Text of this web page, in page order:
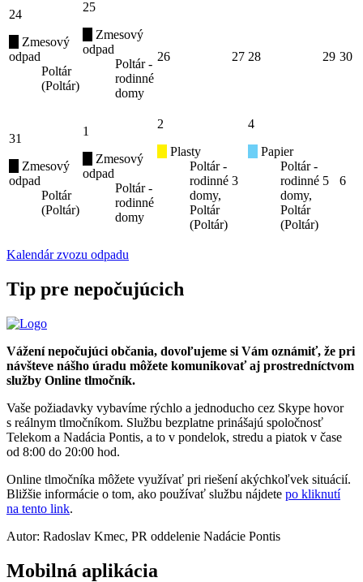
24
Zmesový
odpad
Poltár
(Poltár)
25
Zmesový
odpad
Poltár -
rodinné
domy
26 27 28 29 30
31
Zmesový
odpad
Poltár
(Poltár)
1
Zmesový
odpad
Poltár -
rodinné
domy
2
Plasty
Poltár -
rodinné
domy,
Poltár
(Poltár)
3
4
Papier
Poltár -
rodinné
domy,
Poltár
(Poltár)
5 6
Kalendár zvozu odpadu
Tip pre nepočujúcich
Vážení nepočujúci občania, dovoľujeme si Vám oznámiť, že pri
návšteve nášho úradu môžete komunikovať aj prostredníctvom
služby Online tlmočník.
Vaše požiadavky vybavíme rýchlo a jednoducho cez Skype hovor
s reálnym tlmočníkom. Službu bezplatne prinášajú spoločnosť
Telekom a Nadácia Pontis, a to v pondelok, stredu a piatok v čase
od 8:00 do 20:00 hod.
Online tlmočníka môžete využívať pri riešení akýchkoľvek situácií.
Bližšie informácie o tom, ako používať službu nájdete po kliknutí
na tento link.
Autor: Radoslav Kmec, PR oddelenie Nadácie Pontis
Mobilná aplikácia